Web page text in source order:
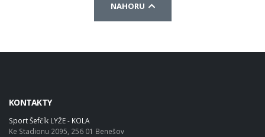
NAHORU
KONTAKTY
Sport Šefčík LYŽE - KOLA
Ke Stadionu 2095, 256 01 Benešov